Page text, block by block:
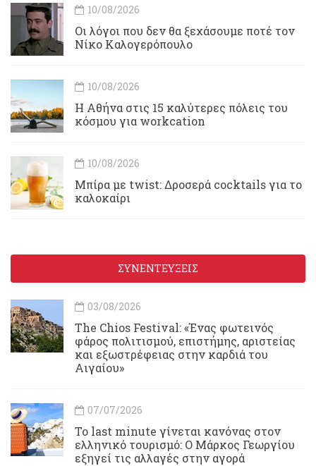
10/08/2026
Οι λόγοι που δεν θα ξεχάσουμε ποτέ τον
Νίκο Καλογερόπουλο
10/08/2026
Η Αθήνα στις 15 καλύτερες πόλεις του
κόσμου για workcation
10/08/2026
Μπίρα με twist: Δροσερά cocktails για το
καλοκαίρι
ΣΥΝΕΝΤΕΥΞΕΙΣ
03/08/2026
Τhe Chios Festival: «Ένας φωτεινός
φάρος πολιτισμού, επιστήμης, αριστείας
και εξωστρέφειας στην καρδιά του
Αιγαίου»
07/07/2026
Το last minute γίνεται κανόνας στον
ελληνικό τουρισμό: Ο Μάρκος Γεωργίου
εξηγεί τις αλλαγές στην αγορά